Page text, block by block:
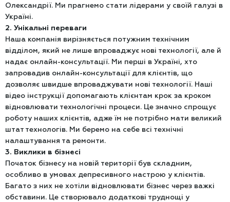
Олександрії. Ми прагнемо стати лідерами у своїй галузі в
Україні.
2. Унікальні переваги
Наша компанія вирізняється потужним технічним
відділом, який не лише впроваджує нові технології, але й
надає онлайн-консультації. Ми перші в Україні, хто
запровадив онлайн-консультації для клієнтів, що
дозволяє швидше впроваджувати нові технології. Наші
відео інструкції допомагають клієнтам крок за кроком
відновлювати технологічні процеси. Це значно спрощує
роботу наших клієнтів, адже їм не потрібно мати великий
штат технологів. Ми беремо на себе всі технічні
налаштування та ремонти.
3. Виклики в бізнесі
Початок бізнесу на новій території був складним,
особливо в умовах депресивного настрою у клієнтів.
Багато з них не хотіли відновлювати бізнес через важкі
обставини. Це створювало додаткові труднощі у